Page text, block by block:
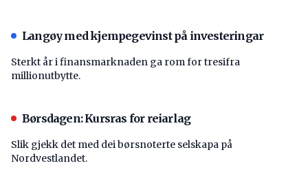
Langøy med kjempegevinst på investeringar
Sterkt år i finansmarknaden ga rom for tresifra
millionutbytte.
Børsdagen: Kursras for reiarlag
Slik gjekk det med dei børsnoterte selskapa på
Nordvestlandet.